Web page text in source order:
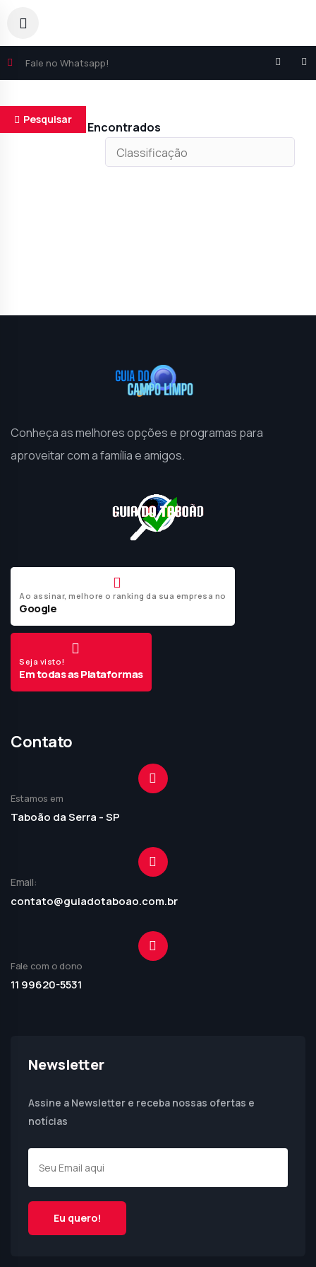
Fale no Whatsapp!
Pesquisar
Resultados Encontrados
Conheça as melhores opções e programas para
aproveitar com a família e amigos.
Ao assinar, melhore o ranking da sua empresa no
Google
Seja visto!
Em todas as Plataformas
Contato
Estamos em
Taboão da Serra - SP
Email:
contato@guiadotaboao.com.br
Fale com o dono
11 99620-5531
Newsletter
Assine a Newsletter e receba nossas ofertas e
notícias